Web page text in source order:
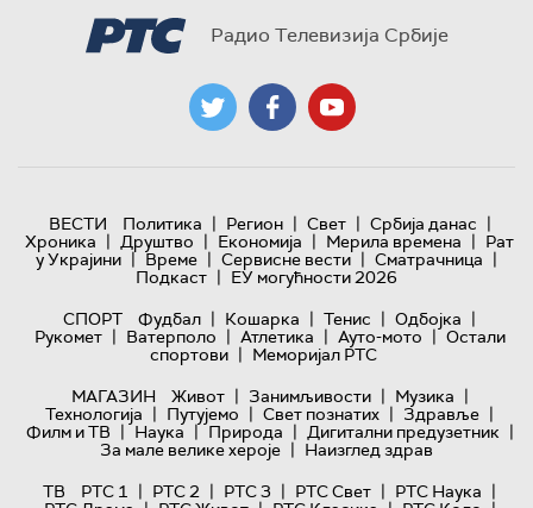
Радио Телевизија Србије
ВЕСТИ Политика | Регион | Свет | Србија данас |
Хроника | Друштво | Економија | Мерила времена | Рат
у Украјини | Време | Сервисне вести | Сматрачница |
Подкаст | ЕУ могућности 2026
СПОРТ
Фудбал | Кошарка | Тенис | Одбојка |
Рукомет | Ватерполо | Атлетика | Ауто-мото | Остали
спортови | Меморијал РТС
МАГАЗИН
Живот | Занимљивости | Музика |
Технологијa | Путујемо | Свет познатих | Здравље |
Филм и ТВ | Наука | Природа | Дигитални предузетник |
За мале велике хероје | Наизглед здрав
ТВ
РТС 1 | РТС 2 | РТС 3 | РТС Свет | РТС Наука |